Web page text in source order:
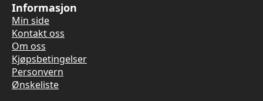
Informasjon
Min side
Kontakt oss
Om oss
Kjøpsbetingelser
Personvern
Ønskeliste